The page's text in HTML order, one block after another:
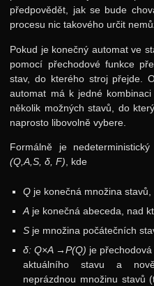
předpovědět, jak se bude
procesu nic takového určit
Pokud je konečný automat ve
pomocí přechodové funkce
stav, do kterého stroj přejde.
automat má k jedné
několik možných stavů, do
naprosto libovolně vybere.
Formálně je
(Q,A,S, δ, F) , kde
Q je konečná množina stavů,
A je konečná abeceda, nad
S je množina počátečních
δ: Q×A →P(Q) je
aktuálního stavu a
neprázdnou množinu stavů